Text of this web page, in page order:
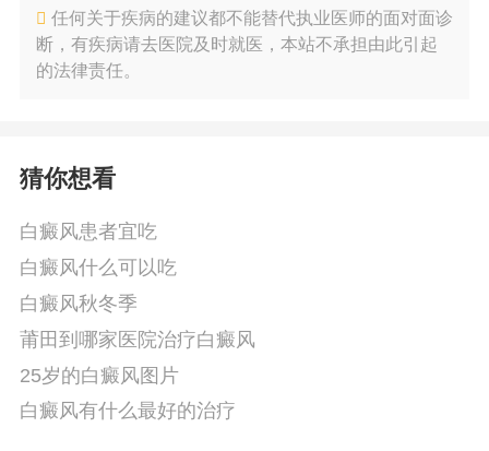
任何关于疾病的建议都不能替代执业医师的面对面诊
断，有疾病请去医院及时就医，本站不承担由此引起
的法律责任。
猜你想看
白癜风患者宜吃
白癜风什么可以吃
白癜风秋冬季
莆田到哪家医院治疗白癜风
25岁的白癜风图片
白癜风有什么最好的治疗